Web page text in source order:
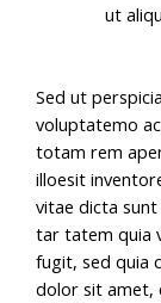
ut
Sed ut
voluptatemo
totam rem
illoesit
vitae dicta
tar tatem quia
fugit, sed quia
dolor sit amet,